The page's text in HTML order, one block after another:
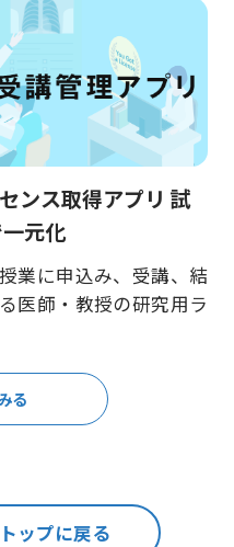
ンス取得アプリ 試
元化
業に申込み、受講、結
医師・教授の研究用ラ
る
ップに戻る